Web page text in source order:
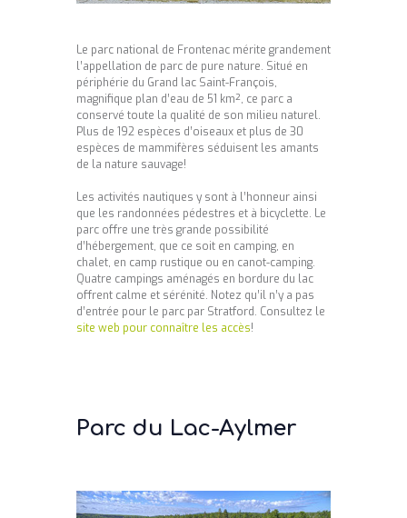
Le parc national de Frontenac mérite grandement
l’appellation de parc de pure nature. Situé en
périphérie du Grand lac Saint-François,
magnifique plan d’eau de 51 km², ce parc a
conservé toute la qualité de son milieu naturel.
Plus de 192 espèces d’oiseaux et plus de 30
espèces de mammifères séduisent les amants
de la nature sauvage!
Les activités nautiques y sont à l’honneur ainsi
que les randonnées pédestres et à bicyclette. Le
parc offre une très grande possibilité
d’hébergement, que ce soit en camping, en
chalet, en camp rustique ou en canot-camping.
Quatre campings aménagés en bordure du lac
offrent calme et sérénité. Notez qu’il n’y a pas
d’entrée pour le parc par Stratford. Consultez le
site web pour connaître les accès!
Parc du Lac-Aylmer